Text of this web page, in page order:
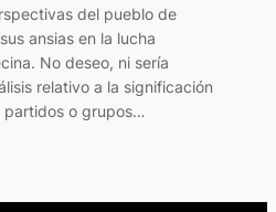
del pueblo de
ansias en la lucha
No deseo, ni sería
relativo a la significación
partidos o grupos…